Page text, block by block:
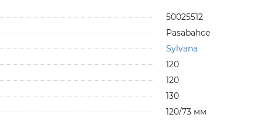
50025512
Pasabahce
Sylvana
120
120
130
120/73 мм